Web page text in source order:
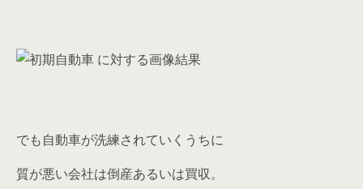
でも自動車が洗練されていくうちに
質が悪い会社は倒産あるいは買収。